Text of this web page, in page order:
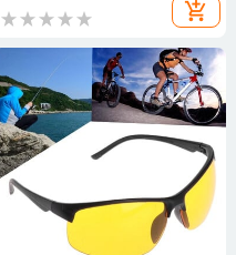
квадратни 2022 Дамски очилаadd_shopping_cart